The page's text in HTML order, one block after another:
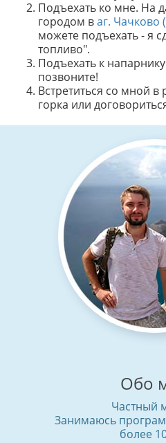
Подъехать ко мне. На
городом ваг. Чачково
можете подъехать - я
топливо".
Подъехать к
позвоните!
Встретиться со мной
горка или
Обо
Частный
Занимаюсь
более